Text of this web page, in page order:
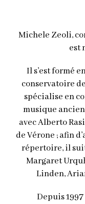
Michele Zeoli,
est
Il s’est formé
conservatoire
spécialise en
musique
avec Alberto
de Vérone ; afin
répertoire, il
Margaret
Linden,
Depuis